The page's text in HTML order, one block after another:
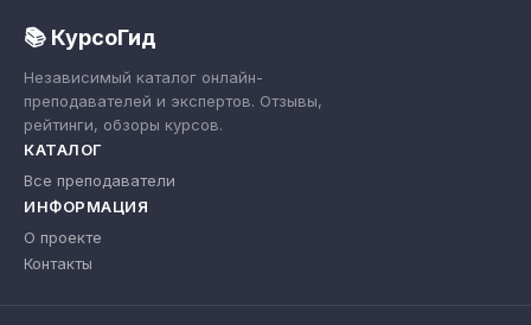
📚 КурсоГид
Независимый каталог онлайн-
преподавателей и экспертов. Отзывы,
рейтинги, обзоры курсов.
КАТАЛОГ
Все преподаватели
ИНФОРМАЦИЯ
О проекте
Контакты